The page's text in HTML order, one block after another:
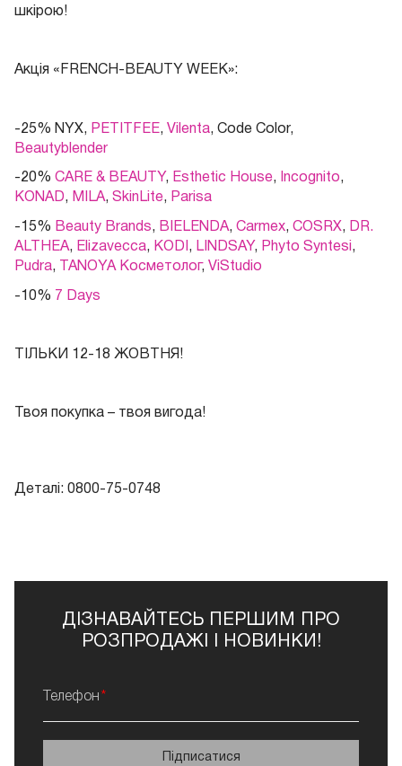
шкірою!
Акція «FRENCH-BEAUTY WEEK»:
-25% NYX, PETITFEE, Vilenta, Code Color,
Beautyblender
-20% CARE & BEAUTY, Esthetic House, Incognito,
KONAD, MILA, SkinLite, Parisa
-15% Beauty Brands, BIELENDA, Carmex, COSRX, DR.
ALTHEA, Elizavecca, KODI , LINDSAY, Phyto Syntesi,
Pudra, TANOYA Косметолог, ViStudio
-10% 7 Days
ТІЛЬКИ 12-18 ЖОВТНЯ!
Твоя покупка – твоя вигода!
Деталі: 0800-75-0748
ДІЗНАВАЙТЕСЬ ПЕРШИМ ПРО
РОЗПРОДАЖІ І НОВИНКИ!
Телефон
Підписатися